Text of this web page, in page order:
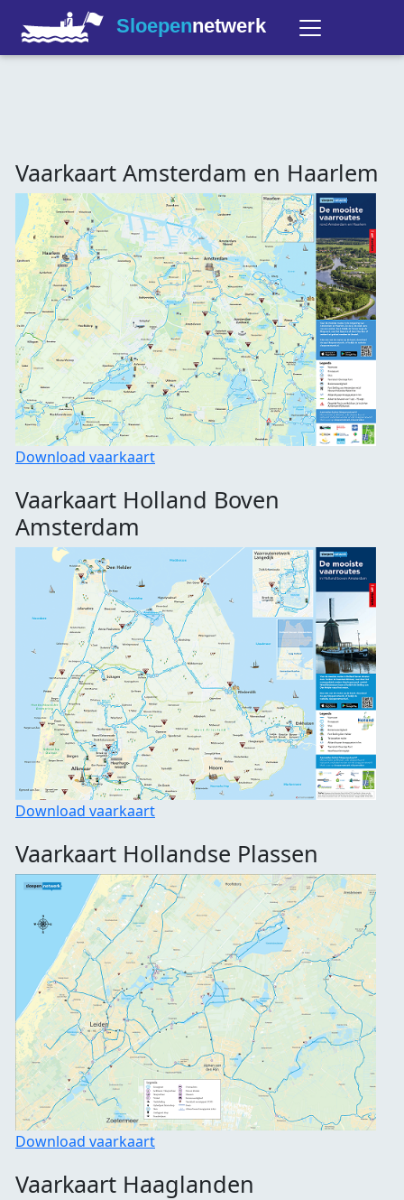
Sloepennetwerk
Vaarkaart Amsterdam en Haarlem
Download vaarkaart
Vaarkaart Holland Boven
Amsterdam
Download vaarkaart
Vaarkaart Hollandse Plassen
Download vaarkaart
Vaarkaart Haaglanden